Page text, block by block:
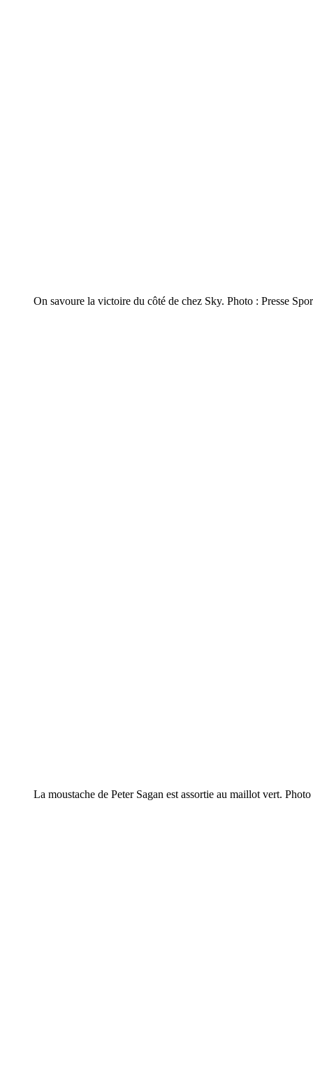
On savoure la victoire du côté de chez Sky. Photo : Presse
La moustache de Peter Sagan est assortie au maillot vert. Photo